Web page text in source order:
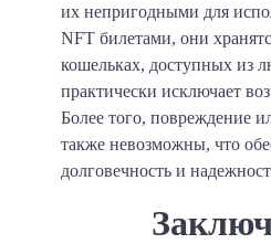
их непригодными для
NFT билетами, они
кошельках, доступных из
практически исключает
Более того, повреждение
также невозможны, что
долговечность и